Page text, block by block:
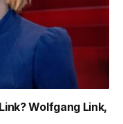
Wolfgang Link,